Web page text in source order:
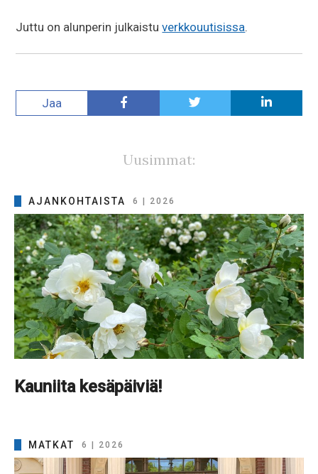
Juttu on alunperin julkaistuverkkouutisissa.
Jaa
Uusimmat:
AJANKOHTAISTA 6 | 2026
Kauniita kesäpäiviä!
MATKAT 6 | 2026